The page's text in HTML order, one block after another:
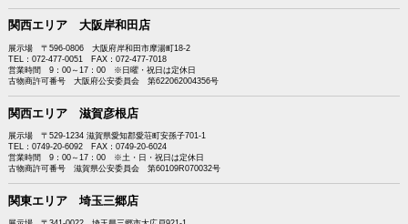
関西エリア 大阪岸和田店
展示場 〒596-0806 大阪府岸和田市摩湯町18-2
TEL：072-477-0051 FAX：072-477-7018
営業時間 9：00～17：00 ※日曜・祝日は定休日
古物商許可番号 大阪府公安委員会 第622062004356号
関西エリア 滋賀彦根店
展示場 〒529-1234 滋賀県愛知郡愛荘町安孫子701-1
TEL：0749-20-6092 FAX：0749-20-6024
営業時間 9：00～17：00 ※土・日・祝日は定休日
古物商許可番号 滋賀県公安委員会 第60109R070032号
関東エリア 埼玉三郷店